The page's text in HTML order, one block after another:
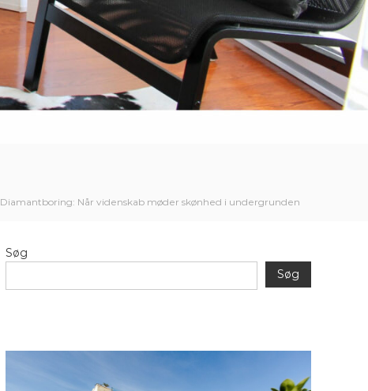
Diamantboring: Når videnskab møder skønhed i undergrunden
Søg
Søg